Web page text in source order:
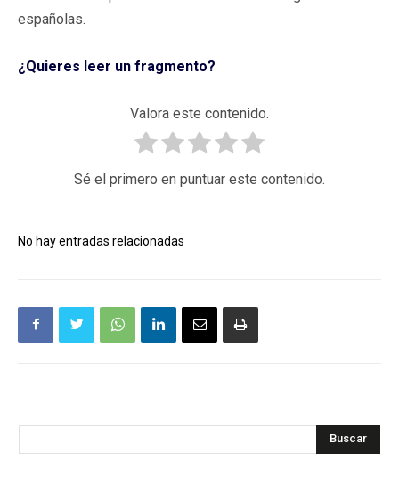
españolas.
¿Quieres leer un fragmento?
Valora este contenido.
Sé el primero en puntuar este contenido.
No hay entradas relacionadas
Buscar